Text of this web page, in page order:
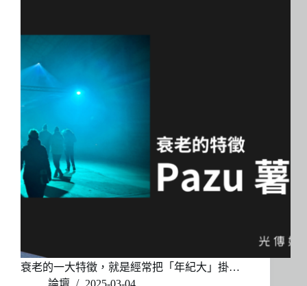
衰老的一大特徵，就是經常把「年紀大」掛…